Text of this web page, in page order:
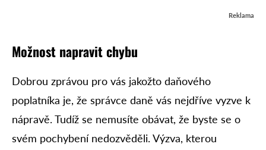
Reklama
Možnost napravit chybu
Dobrou zprávou pro vás jakožto daňového
poplatníka je, že správce daně vás nejdříve vyzve k
nápravě. Tudíž se nemusíte obávat, že byste se o
svém pochybení nedozvěděli. Výzva, kterou